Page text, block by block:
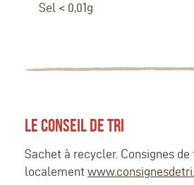
Sel < 0,01g
LE CONSEIL DE TRI
Sachet à recycler. Consignes
localement